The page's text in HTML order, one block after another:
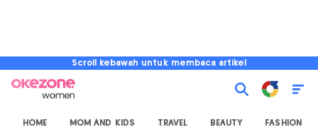
Scroll kebawah untuk membaca artikel
HOME MOM AND KIDS TRAVEL BEAUTY FASHION